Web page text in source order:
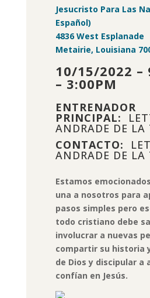
Jesucristo Para Las
Español)
4836 West Esplanade
Metairie, Louisiana
10/15/2022 –
– 3:00PM
ENTRENADOR
PRINCIPAL:
ANDRADE DE LA
CONTACTO:
ANDRADE DE LA
Estamos
una a nosotros para
pasos simples pero
todo cristiano debe
involucrar a nuevas
compartir su historia
de Dios y discipular a
confían en Jesús.